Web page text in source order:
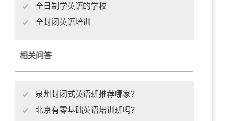
全日制学英语的学校
全封闭英语培训
相关问答
泉州封闭式英语班推荐哪家？
北京有零基础英语培训班吗？